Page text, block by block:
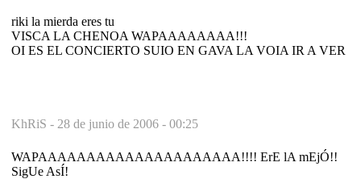
riki la mierda eres tu
VISCA LA CHENOA WAPAAAAAAAA!!!
OI ES EL CONCIERTO SUIO EN GAVA LA VOIA IR A VER
KhRiS - 28 de junio de 2006 - 00:25
WAPAAAAAAAAAAAAAAAAAAAAA!!!! ErE lA mEjÓ!!
SigUe AsÍ!